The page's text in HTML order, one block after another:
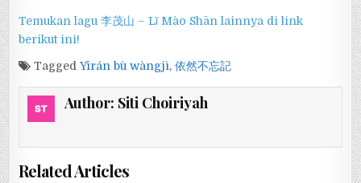
Temukan lagu 李茂山 – Lǐ Mào Shān lainnya di link
berikut ini!
TaggedYīrán bù wàngjì,依然不忘記
Author: Siti Choiriyah
Related Articles